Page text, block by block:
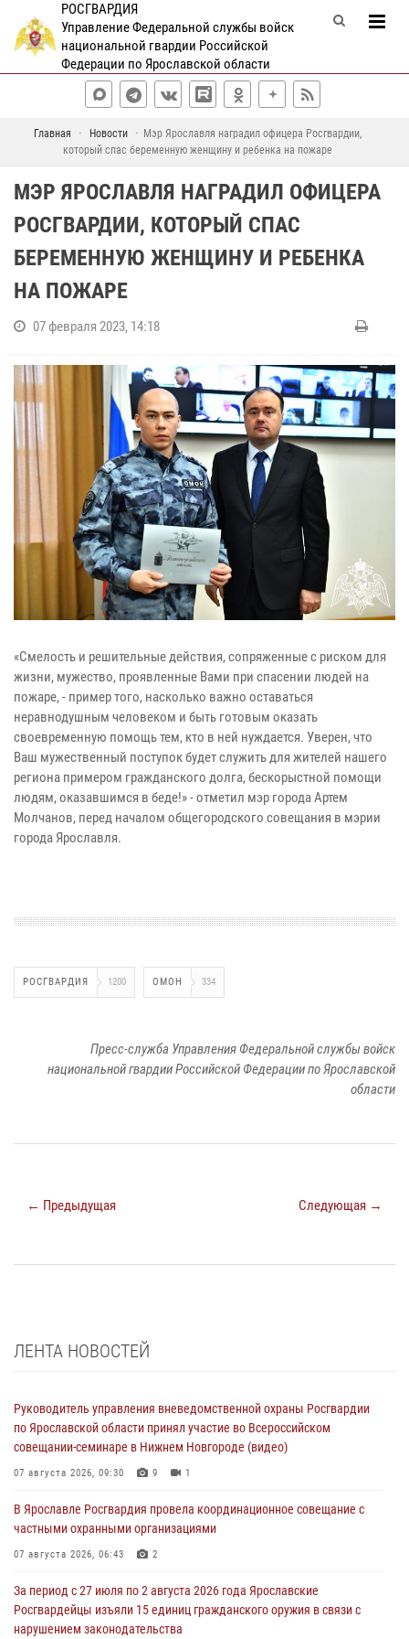
РОСГВАРДИЯ
Управление Федеральной службы войск
национальной гвардии Российской
Федерации по Ярославской области
Главная Новости
Мэр Ярославля наградил офицера Росгвардии,
который спас беременную женщину и ребенка на пожаре
МЭР ЯРОСЛАВЛЯ НАГРАДИЛ ОФИЦЕРА
РОСГВАРДИИ, КОТОРЫЙ СПАС
БЕРЕМЕННУЮ ЖЕНЩИНУ И РЕБЕНКА
НА ПОЖАРЕ
07 февраля 2023, 14:18
«Смелость и решительные действия, сопряженные с риском для
жизни, мужество, проявленные Вами при спасении людей на
пожаре, - пример того, насколько важно оставаться
неравнодушным человеком и быть готовым оказать
своевременную помощь тем, кто в ней нуждается. Уверен, что
Ваш мужественный поступок будет служить для жителей нашего
региона примером гражданского долга, бескорыстной помощи
людям, оказавшимся в беде!» - отметил мэр города Артем
Молчанов, перед началом общегородского совещания в мэрии
города Ярославля.
РОСГВАРДИЯ 1200 ОМОН 334
Пресс-служба Управления Федеральной службы войск
национальной гвардии Российской Федерации по Ярославской
области
← Предыдущая Следующая →
ЛЕНТА НОВОСТЕЙ
Руководитель управления вневедомственной охраны Росгвардии
по Ярославской области принял участие во Всероссийском
совещании-семинаре в Нижнем Новгороде (видео)
07 августа 2026, 09:30 9 1
В Ярославле Росгвардия провела координационное совещание с
частными охранными организациями
07 августа 2026, 06:43 2
За период с 27 июля по 2 августа 2026 года Ярославские
Росгвардейцы изъяли 15 единиц гражданского оружия в связи с
нарушением законодательства